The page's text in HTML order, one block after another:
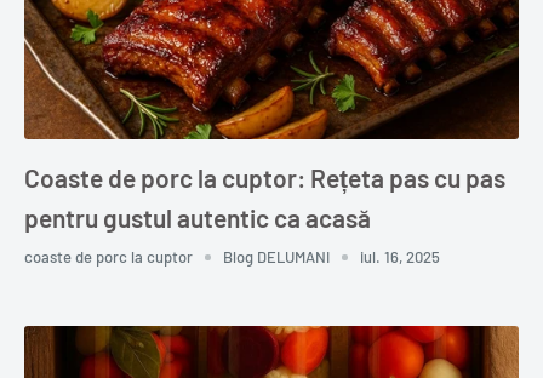
Coaste de porc la cuptor: Rețeta pas cu pas
pentru gustul autentic ca acasă
coaste de porc la cuptor Blog DELUMANI iul. 16, 2025